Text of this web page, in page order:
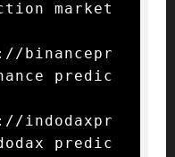
market
binancepr
predic
indodaxpr
predic